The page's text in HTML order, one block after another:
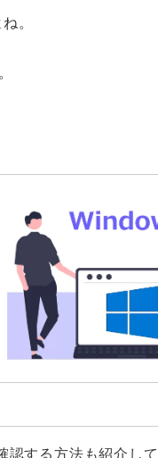
。
する方法も紹介し